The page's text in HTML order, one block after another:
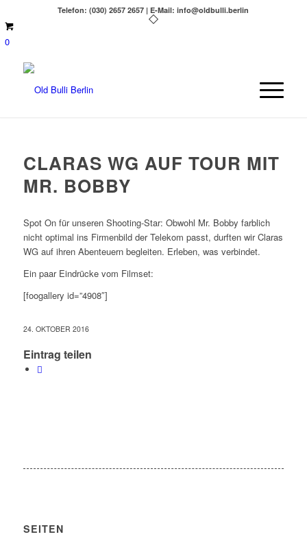
Telefon: (030) 2657 2657 | E-Mail: info@oldbulli.berlin
0
CLARAS WG AUF TOUR MIT
MR. BOBBY
Spot On für unseren Shooting-Star: Obwohl Mr. Bobby farblich
nicht optimal ins Firmenbild der Telekom passt, durften wir Claras
WG auf ihren Abenteuern begleiten. Erleben, was verbindet.
Ein paar Eindrücke vom Filmset:
[foogallery id=”4908″]
24. OKTOBER 2016
Eintrag teilen
SEITEN